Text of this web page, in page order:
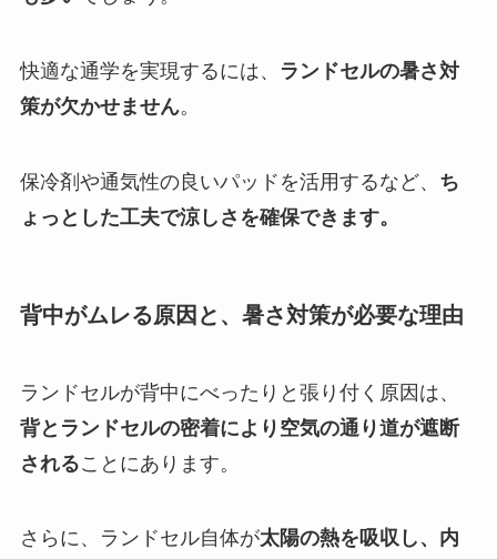
快適な通学を実現するには、
ランドセルの暑さ対
策が欠かせません。
保冷剤や通気性の良いパッドを活用するなど、 ち
ょっとした工夫で涼しさを確保できます。
背中がムレる原因と、暑さ対策が必要な理由
ランドセルが背中にべったりと張り付く原因は、
背とランドセルの密着により空気の通り道が遮断
されることにあります。
さらに、ランドセル自体が太陽の熱を吸収し、内